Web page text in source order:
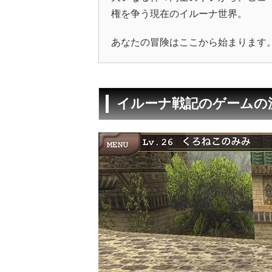
権を争う現在のイルーナ世界。
あなたの冒険はここから始まります
イルーナ戦記のゲームの